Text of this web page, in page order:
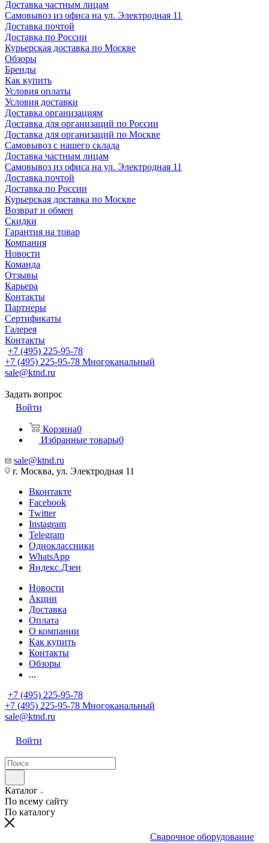
Доставка частным лицам
Самовывоз из офиса на ул. Электродная 11
Доставка почтой
Доставка по России
Курьерская доставка по Москве
Обзоры
Бренды
Как купить
Условия оплаты
Условия доставки
Доставка организациям
Доставка для организаций по России
Доставка для организаций по Москве
Самовывоз с нашего склада
Доставка частным лицам
Самовывоз из офиса на ул. Электродная 11
Доставка почтой
Доставка по России
Курьерская доставка по Москве
Возврат и обмен
Скидки
Гарантия на товар
Компания
Новости
Команда
Отзывы
Карьера
Контакты
Партнеры
Сертификаты
Галерея
Контакты
+7 (495) 225-95-78
+7 (495) 225-95-78 Многоканальный
sale@ktnd.ru
Задать вопрос
Войти
Корзина0
Избранные товары0
sale@ktnd.ru
г. Москва, ул. Электродная 11
Вконтакте
Facebook
Twitter
Instagram
Telegram
Одноклассники
WhatsApp
Яндекс.Дзен
Новости
Акции
Доставка
Оплата
О компании
Как купить
Контакты
Обзоры
...
+7 (495) 225-95-78
+7 (495) 225-95-78 Многоканальный
sale@ktnd.ru
Войти
Каталог
По всему сайту
По каталогу
Сварочное оборудование